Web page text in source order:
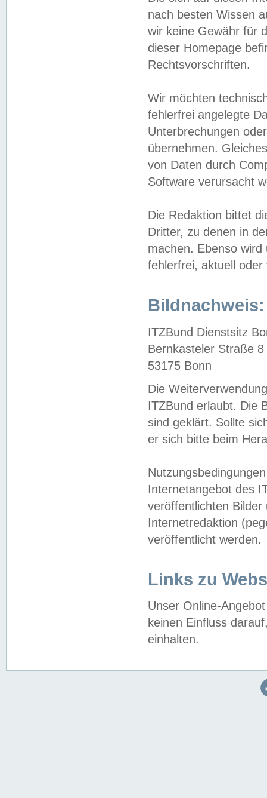
nach besten Wissen
wir keine Gewähr für
dieser Homepage
Rechtsvorschriften.
Wir möchten
fehlerfrei angelegte
Unterbrechungen
übernehmen.
von Daten durch
Software verursacht
Die Redaktion bittet
Dritter, zu denen in
machen. Ebenso
fehlerfrei, aktuell oder
Bildnachweis:
ITZBund Dienstsitz
Bernkasteler Straße 8
53175 Bonn
Die
ITZBund erlaubt. Die
sind geklärt. Sollte
er sich bitte beim
Internetangebot des
veröffentlichten
Internetredaktion
veröffentlicht werden.
Links zu
Unser Online-
keinen Einfluss
einhalten.